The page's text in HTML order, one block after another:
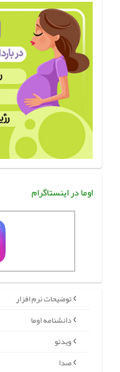
اوما در اینستاگرام
توضیحات نرم افزار
دانشنامه اوما
ویدئو
صدا